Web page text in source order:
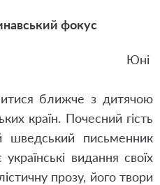
фокус
Юні
ближче з дитячою
країн. Почесний гість
шведський письменник
видання своїх
прозу, його твори